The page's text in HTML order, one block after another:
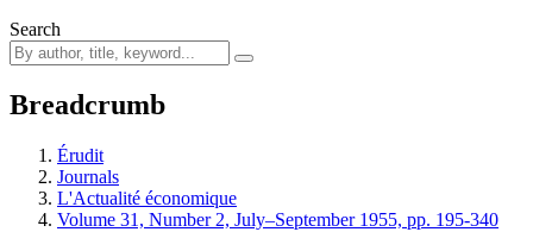
Search
Breadcrumb
Érudit
Journals
L'Actualité économique
Volume 31, Number 2, July–September 1955, pp. 195-340